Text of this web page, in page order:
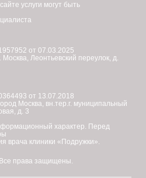
услуги могут быть
от 07.03.2025
Леонтьевский переулок, д.
от 13.07.2018
Москва, вн.тер.г. муниципальный
д. 3
характер. Перед
врача клиники «Подружки».
права защищены.